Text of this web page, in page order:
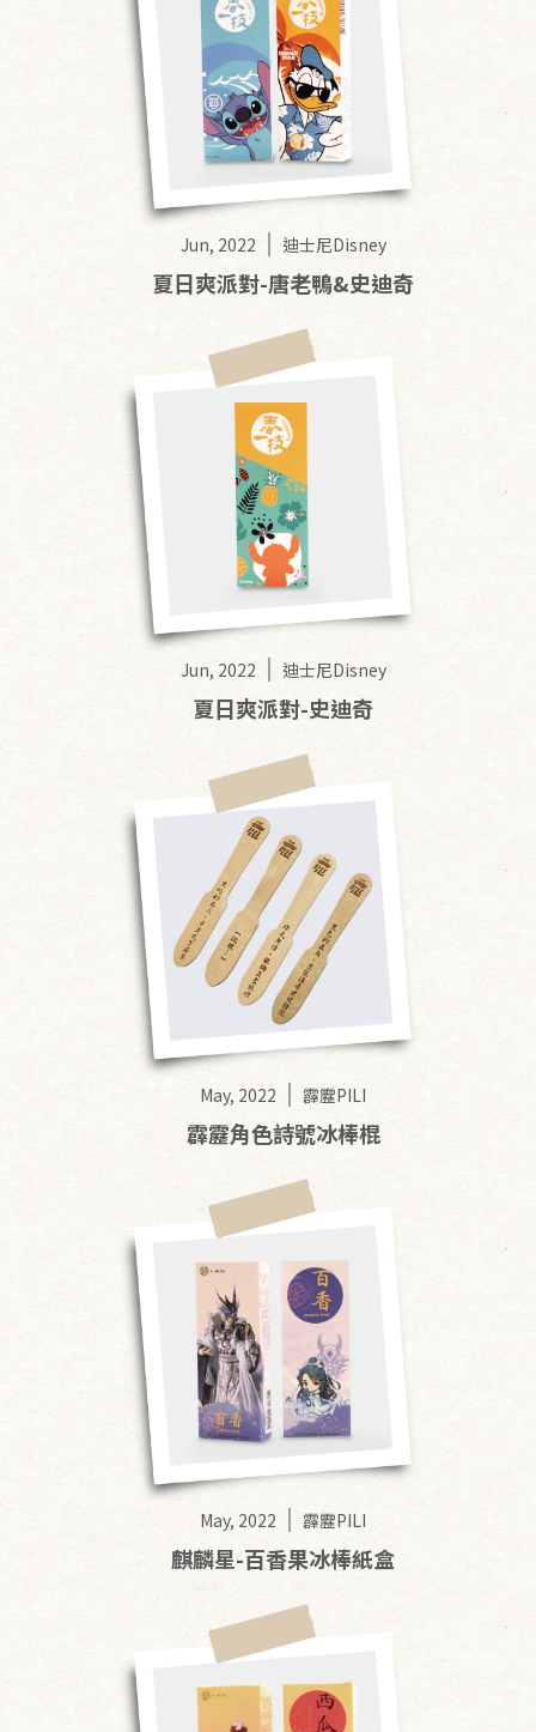
Jun, 2022 迪士尼Disney
夏日爽派對-唐老鴨&史迪奇
Jun, 2022 迪士尼Disney
夏日爽派對-史迪奇
May, 2022 霹靂PILI
霹靂角色詩號冰棒棍
May, 2022 霹靂PILI
麒麟星-百香果冰棒紙盒